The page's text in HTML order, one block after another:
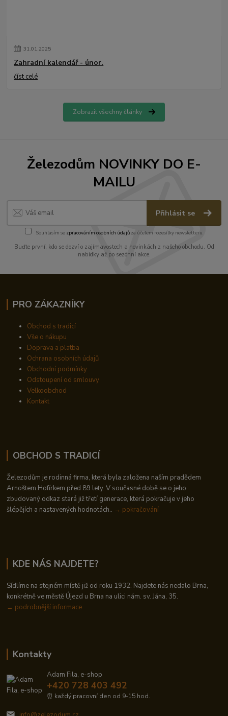
31.01.2025
Zahradní kalendář - únor.
číst celé
Zobrazit všechny články
Železodům NOVINKY DO E-
MAILU
Přihlásit se
Souhlasím se zpracováním osobních údajůza účelem rozesílky newsletteru.
Buďte první, kdo se dozví o zajímavostech a novinkách z našeho obchodu. Od
nabídky až po sezónní akce.
PRO ZÁKAZNÍKY
Obchod s tradicí
Vše o nákupu
Doprava a platba
Ochrana osobních údajů
Obchodní podmínky
Odstoupení od smlouvy
Velkoobchod
Kontakt
OBCHOD S TRADICÍ
Železodům je rodinná firma, která byla založena naším pradědem
Arnoštem Hofírkem před 89 lety. V současné době se o jeho
zbudovaný odkaz stará již třetí generace, která pokračuje v jeho
šlépějích a nastavených hodnotách.. → pokračování
KDE NÁS NAJDETE?
Sídlíme na stejném místě již od roku 1932. Najdete nás nedalo Brna,
konkrétně ve městě Újezd u Brna na ulici nám. sv. Jána, 35.
→ podrobnější informace
Kontakty
Adam Fila, e-shop
+420 728 403 492
⏰ každý pracovní den od 9-15 hod.